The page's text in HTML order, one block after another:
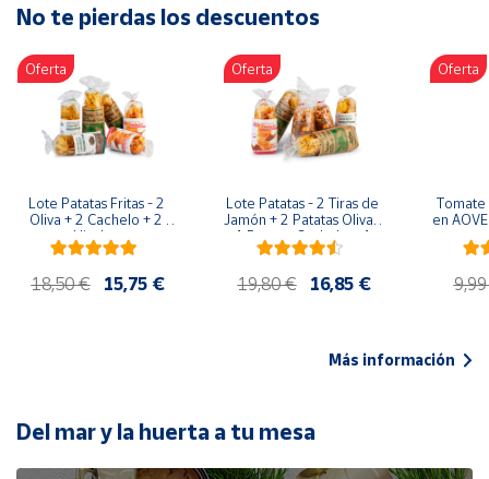
Artesanía
Oficina y
Papelería
Para Canarias,
Ceuta y Melilla
populares
Bono
Cultural
de Correos
Market
No te pierdas los descuentos
Oferta
Lote Patatas Fritas - 2
Oliva + 2 Cachelo + 2
Hierbas
18,50 € 15,75 €
Oferta
Lote Patatas - 2 Tiras de
Jamón + 2 Patatas Oliva +
1 Patatas Cachelo + 1
Patatas Hierbas
19,80 € 16,85 €
Oferta
en
Más información
Del mar y la huerta a tu mesa